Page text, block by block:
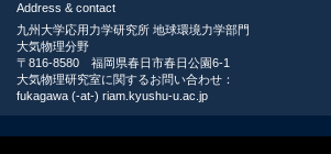
Address & contact
九州大学応用力学研究所 地球環境力学部門
大気物理分野
〒816-8580 福岡県春日市春日公園6-1
大気物理研究室に関するお問い合わせ：
fukagawa (-at-) riam.kyushu-u.ac.jp